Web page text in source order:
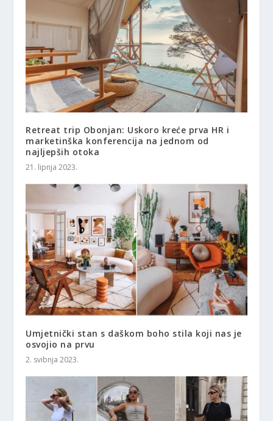
Retreat trip Obonjan: Uskoro kreće prva HR i
marketinška konferencija na jednom od
najljepših otoka
21. lipnja 2023.
Umjetnički stan s daškom boho stila koji nas je
osvojio na prvu
2. svibnja 2023.